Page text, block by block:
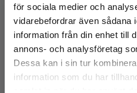
för sociala medier och
vidarebefordrar även sådana
information från din enhet till
annons- och analysföretag
Dessa kan i sin tur
information som du har
Begränsad
Det verkar som att du
Elementär
Hellström,
453 krinkl.
Exkl. moms: